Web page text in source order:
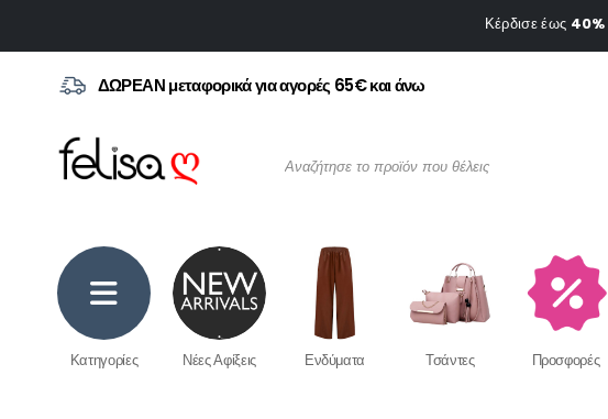
Κέρδισε έως 40%
ΔΩΡΕΑΝ μεταφορικά για αγορές 65€ και άνω
Κατηγορίες Νέες Αφίξεις Ενδύματα Τσάντες Προσφορές